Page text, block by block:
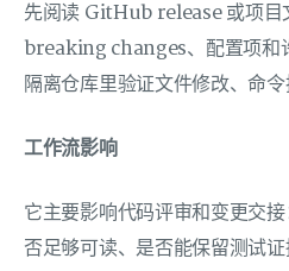
先阅读 GitHub release 或项目
breaking changes、配置项和
隔离仓库里验证文件修改、命令
工作流影响
它主要影响代码评审和变更交
否足够可读、是否能保留测试